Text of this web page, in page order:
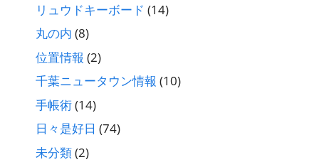
リュウドキーボード (14)
丸の内 (8)
位置情報 (2)
千葉ニュータウン情報 (10)
手帳術(14)
日々是好日 (74)
未分類(2)